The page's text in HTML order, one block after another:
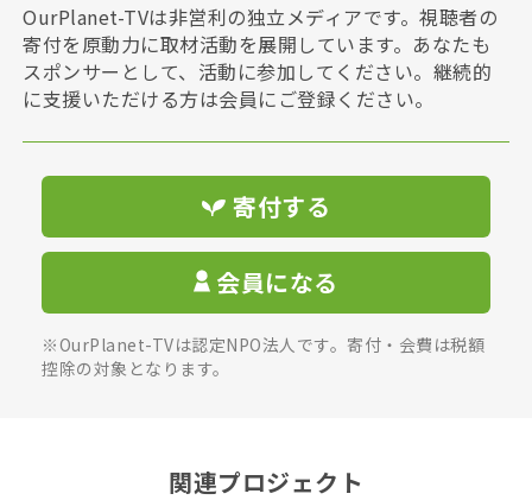
OurPlanet-TVは非営利の独立メディアです。視聴者の
寄付を原動力に取材活動を展開しています。あなたも
スポンサーとして、活動に参加してください。継続的
に支援いただける方は会員にご登録ください。
寄付する
会員になる
※OurPlanet-TVは認定NPO法人です。寄付・会費は税額
控除の対象となります。
関連プロジェクト